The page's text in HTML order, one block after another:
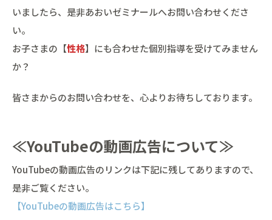
いましたら、是非あおいゼミナールへお問い合わせくださ
い。
お子さまの【性格】にも合わせた個別指導を受けてみません
か？
皆さまからのお問い合わせを、心よりお待ちしております。
≪YouTubeの動画広告について≫
YouTubeの動画広告のリンクは下記に残してありますので、
是非ご覧ください。
【YouTubeの動画広告はこちら】